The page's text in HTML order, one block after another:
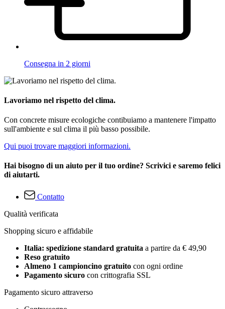
Consegna in 2 giorni
Lavoriamo nel rispetto del clima.
Con concrete misure ecologiche contibuiamo a mantenere l'impatto
sull'ambiente e sul clima il più basso possibile.
Qui puoi trovare maggiori informazioni.
Hai bisogno di un aiuto per il tuo ordine? Scrivici e saremo felici
di aiutarti.
Contatto
Qualità verificata
Shopping sicuro e affidabile
Italia: spedizione standard gratuita a partire da € 49,90
Reso gratuito
Almeno 1 campioncino gratuito con ogni ordine
Pagamento sicuro con crittografia SSL
Pagamento sicuro attraverso